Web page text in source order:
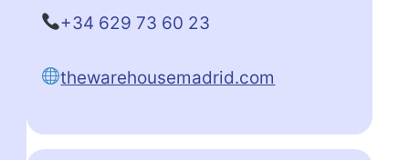
+34 629 73 60 23
thewarehousemadrid.com